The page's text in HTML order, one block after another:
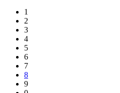
1
2
3
4
5
6
7
8
9